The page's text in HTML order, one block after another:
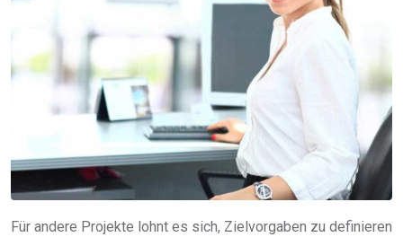
Für andere Projekte lohnt es sich, Zielvorgaben zu definieren